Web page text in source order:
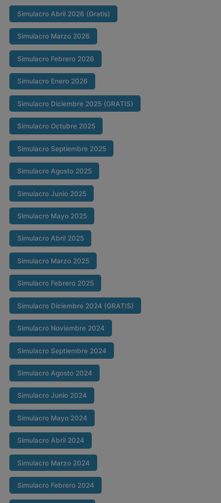
Simulacro Abril 2026 (Gratis)
Simulacro Marzo 2026
Simulacro Febrero 2026
Simulacro Enero 2026
Simulacro Diciembre 2025 (GRATIS)
Simulacro Octubre 2025
Simulacro Septiembre 2025
Simulacro Agosto 2025
Simulacro Junio 2025
Simulacro Mayo 2025
Simulacro Abril 2025
Simulacro Marzo 2025
Simulacro Febrero 2025
Simulacro Diciembre 2024 (GRATIS)
Simulacro Noviembre 2024
Simulacro Septiembre 2024
Simulacro Agosto 2024
Simulacro Junio 2024
Simulacro Mayo 2024
Simulacro Abril 2024
Simulacro Marzo 2024
Simulacro Febrero 2024